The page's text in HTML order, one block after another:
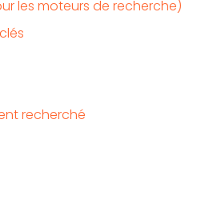
les moteurs de recherche)
recherché